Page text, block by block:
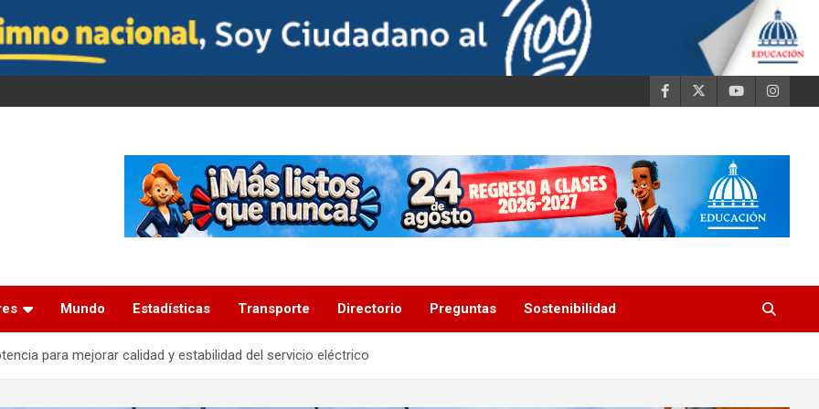
Mundo Estadísticas Transporte Directorio Preguntas Sostenibilidad
para mejorar calidad y estabilidad del servicio eléctrico